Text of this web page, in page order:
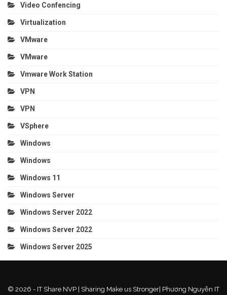
Video Confencing
Virtualization
VMware
VMware
Vmware Work Station
VPN
VPN
VSphere
Windows
Windows
Windows 11
Windows Server
Windows Server 2022
Windows Server 2022
Windows Server 2025
© 2026 - IT Share NVP | Sharing Make us Stronger| Phương Nguyễn IT